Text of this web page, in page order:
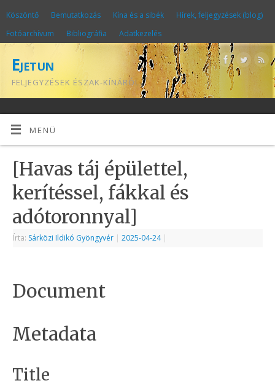
Köszöntő Bemutatkozás Kína és a sibék
Hírek, feljegyzések (blog)
Fotóarchívum
Bibliográfia Adatkezelés
Ejetun
FELJEGYZÉSEK ÉSZAK-KÍNÁRÓL
MENÜ
[Havas táj épülettel,
kerítéssel, fákkal és
adótoronnyal]
Írta: Sárközi Ildikó Gyöngyvér | 2025-04-24 |
Document
Metadata
Title